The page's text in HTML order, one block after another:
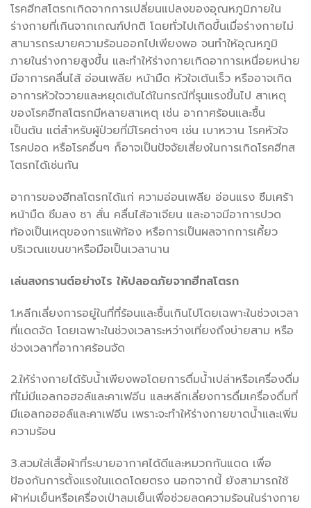
โรคฮีทสโตรกเกิดจากการเปลี่ยนแปลงของอุณหภูมิภายใน
ร่างกายที่เกินจากเกณฑ์ปกติ โดยทั่วไปเกิดขึ้นเมื่อร่างกายไม่
สามารถระบายความร้อนออกไปเพียงพอ จนทำให้อุณหภูมิ
ภายในร่างกายสูงขึ้น และทำให้ร่างกายเกิดอาการเหนื่อยหน่าย
มีอาการคลื่นไส้ อ่อนเพลีย หน้ามืด หัวใจเต้นเร็ว หรืออาจเกิด
อาการหัวใจวายและหยุดเต้นได้ในกรณีที่รุนแรงขึ้นไป สาเหตุ
ของโรคฮีทสโตรกมีหลายสาเหตุ เช่น อากาศร้อนและชื้น
เป็นต้น แต่สำหรับผู้ป่วยที่มีโรคต่างๆ เช่น เบาหวาน โรคหัวใจ
โรคปอด หรือโรคอื่นๆ ก็อาจเป็นปัจจัยเสี่ยงในการเกิดโรคฮีทส
โตรกได้เช่นกัน
อาการของฮีทสโตรกได้แก่ ความอ่อนเพลีย อ่อนแรง ซึมเศร้า
หน้ามืด ซึมลง ชา สั่น คลื่นไส้อาเจียน และอาจมีอาการปวด
ท้องเป็นเหตุของการแพ้ท้อง หรือการเป็นผลจากการเคี้ยว
บริเวณแขนขาหรือมือเป็นเวลานาน
เล่นสงกรานต์อย่างไร ให้ปลอดภัยจากฮีทสโตรก
1.หลีกเลี่ยงการอยู่ในที่ที่ร้อนและชื้นเกินไปโดยเฉพาะในช่วงเวลา
ที่แดดจัด โดยเฉพาะในช่วงเวลาระหว่างเที่ยงถึงบ่ายสาม หรือ
ช่วงเวลาที่อากาศร้อนจัด
2.ให้ร่างกายได้รับน้ำเพียงพอโดยการดื่มน้ำเปล่าหรือเครื่องดื่ม
ที่ไม่มีแอลกอฮอล์และคาเฟอีน และหลีกเลี่ยงการดื่มเครื่องดื่มที่
มีแอลกอฮอล์และคาเฟอีน เพราะจะทำให้ร่างกายขาดน้ำและเพิ่ม
ความร้อน
3.สวมใส่เสื้อผ้าที่ระบายอากาศได้ดีและหมวกกันแดด เพื่อ
ป้องกันการตั้งแรงในแดดโดยตรง นอกจากนี้ ยังสามารถใช้
ผ้าห่มเย็นหรือเครื่องเป่าลมเย็นเพื่อช่วยลดความร้อนในร่างกาย